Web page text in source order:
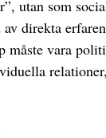
utan som
direkta
måste vara